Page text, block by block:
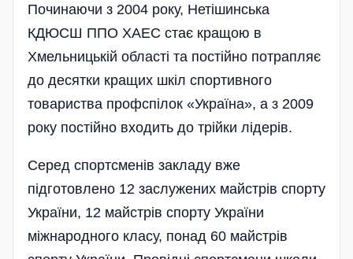
Починаючи з 2004 року, Неті­шинська
КДЮСШ ППО ХАЕС стає кращою в
Хмельницькій області та постійно потрапляє
до десятки кращих шкіл спортивного
товариства профспілок «Україна», а з 2009
року постійно входить до трійки лідерів.
Серед спортсменів закладу вже
підготовлено 12 заслужених майстрів спорту
України, 12 майстрів спорту України
міжнародного класу, понад 60 майстрів